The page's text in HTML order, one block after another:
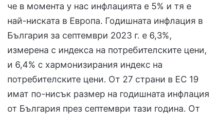
че в момента у нас инфлацията е 5% и тя е
най-ниската в Европа. Годишната инфлация в
България за септември 2023 г. е 6,3%,
измерена с индекса на потребителските цени,
и 6,4% с хармонизирания индекс на
потребителските цени. От 27 страни в ЕС 19
имат по-нисък размер на годишната инфлация
от България през септември тази година. От